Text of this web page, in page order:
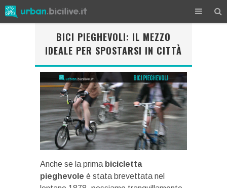
BICI PIEGHEVOLI: IL MEZZO
IDEALE PER SPOSTARSI IN CITTÀ
Anche se la prima bicicletta
pieghevole è stata brevettata nel